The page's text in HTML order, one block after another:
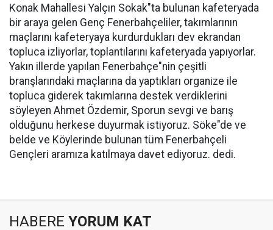
Konak Mahallesi Yalçın Sokak"ta bulunan kafeteryada
bir araya gelen Genç Fenerbahçeliler, takımlarının
maçlarını kafeteryaya kurdurdukları dev ekrandan
topluca izliyorlar, toplantılarını kafeteryada yapıyorlar.
Yakın illerde yapılan Fenerbahçe"nin çeşitli
branşlarındaki maçlarına da yaptıkları organize ile
topluca giderek takımlarına destek verdiklerini
söyleyen Ahmet Özdemir, Sporun sevgi ve barış
olduğunu herkese duyurmak istiyoruz. Söke"de ve
belde ve Köylerinde bulunan tüm Fenerbahçeli
Gençleri aramıza katılmaya davet ediyoruz. dedi.
HABERE YORUM KAT